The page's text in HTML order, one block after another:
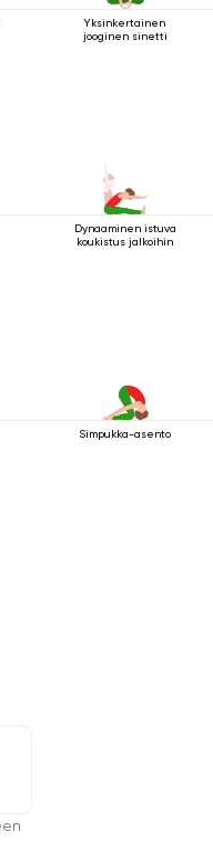
Yksinkertainen
jooginen sinetti
Dynaaminen istuva
koukistus jalkoihin
Simpukka-asento